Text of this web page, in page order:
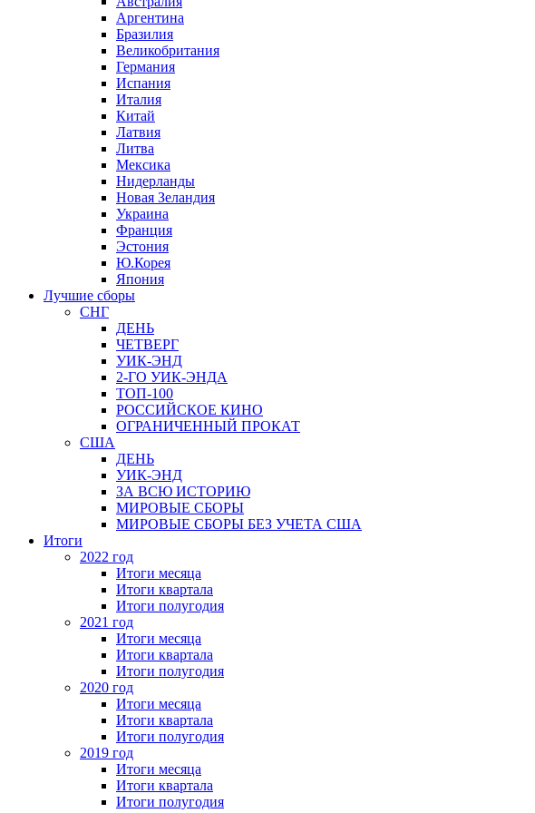
Аргентина
Бразилия
Великобритания
Германия
Испания
Италия
Китай
Латвия
Литва
Мексика
Нидерланды
Новая Зеландия
Украина
Франция
Эстония
Ю.Корея
Япония
Лучшие сборы
СНГ
ДЕНЬ
ЧЕТВЕРГ
УИК-ЭНД
2-ГО УИК-ЭНДА
ТОП-100
РОССИЙСКОЕ КИНО
ОГРАНИЧЕННЫЙ ПРОКАТ
США
ДЕНЬ
УИК-ЭНД
ЗА ВСЮ ИСТОРИЮ
МИРОВЫЕ СБОРЫ
МИРОВЫЕ СБОРЫ БЕЗ УЧЕТА США
Итоги
2022 год
Итоги месяца
Итоги квартала
Итоги полугодия
2021 год
Итоги месяца
Итоги квартала
Итоги полугодия
2020 год
Итоги месяца
Итоги квартала
Итоги полугодия
2019 год
Итоги месяца
Итоги квартала
Итоги полугодия